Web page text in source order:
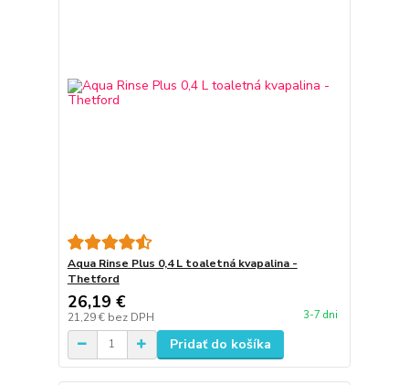
Aqua Rinse Plus 0,4 L toaletná kvapalina -
Thetford
26,19 €
21,29 € bez DPH 3-7 dni
Pridať do košíka